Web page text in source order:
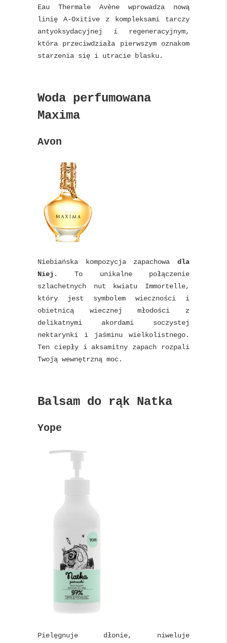
Eau Thermale Avène wprowadza nową
linię A-Oxitive z kompleksami tarczy
antyoksydacyjnej i regeneracyjnym,
która przeciwdziała pierwszym oznakom
starzenia się i utracie blasku.
Woda perfumowana
Maxima
Avon
Niebiańska kompozycja zapachowa dla
Niej . To unikalne połączenie
szlachetnych nut kwiatu Immortelle,
który jest symbolem wieczności i
obietnicą wiecznej młodości z
delikatnymi akordami soczystej
nektarynki i jaśminu wielkolistnego.
Ten ciepły i aksamitny zapach rozpali
Twoją wewnętrzną moc.
Balsam do rąk Natka
Yope
Pielęgnuje dłonie, niweluje